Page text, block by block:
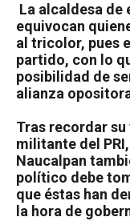
La alcaldesa
equivocan
al tricolor, pues
partido, con lo
posibilidad de
alianza
Tras recordar
militante del
Naucalpan
político debe
que éstas han
la hora de